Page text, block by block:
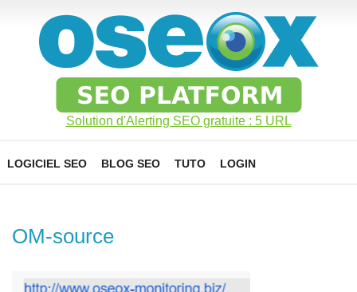
Solution d'Alerting SEO gratuite : 5 URL
LOGICIEL SEO BLOG SEO TUTO LOGIN
OM-source